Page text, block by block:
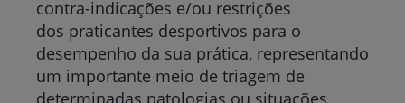
contra-indicações e/ou restrições
dos praticantes desportivos para o
desempenho da sua prática, representando
um importante meio de triagem de
determinadas patologias ou situações